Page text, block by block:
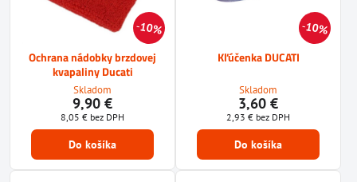
10%
Ochrana nádobky brzdovej
kvapaliny Ducati
Skladom
9,90 €
8,05 € bez DPH
Do košíka
10%
Kľúčenka DUCATI
Skladom
3,60 €
2,93 € bez DPH
Do košíka